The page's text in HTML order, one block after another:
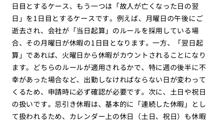
日目とするケース、もう一つは「故人が亡くなった日の翌
日」を1日目とするケースです。例えば、月曜日の午後にご
逝去され、会社が「当日起算」のルールを採用している場
合、その月曜日が休暇の1日目となります。一方、「翌日起
算」であれば、火曜日から休暇がカウントされることになり
ます。どちらのルールが適用されるかで、特に週の後半に不
幸があった場合など、出勤しなければならない日が変わって
くるため、申請時に必ず確認が必要です。次に、土日や祝日
の扱いです。忌引き休暇は、基本的に「連続した休暇」とし
て扱われるため、カレンダー上の休日（土日、祝日）も休暇